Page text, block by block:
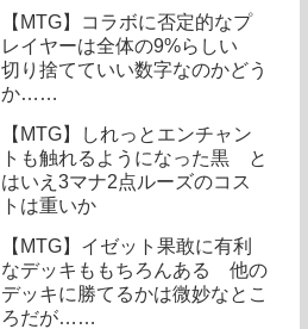
【MTG】コラボに否定的なプ
レイヤーは全体の9%らしい
切り捨てていい数字なのかどう
か……
【MTG】しれっとエンチャン
トも触れるようになった黒 と
はいえ3マナ2点ルーズのコス
トは重いか
【MTG】イゼット果敢に有利
なデッキももちろんある 他の
デッキに勝てるかは微妙なとこ
ろだが……